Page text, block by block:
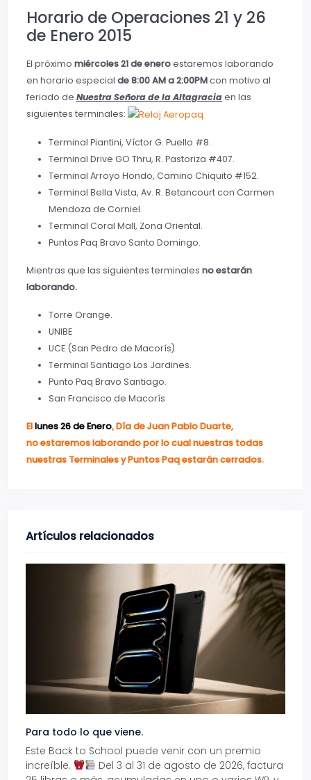
Horario de Operaciones 21 y 26
de Enero 2015
El próximo miércoles 21 de eneroestaremos laborando
en horario especial de 8:00 AM a 2:00PMcon motivo al
feriado de Nuestra Señora de la Altagraciaen las
siguientes terminales:
Terminal Piantini, Víctor G. Puello #8.
Terminal Drive GO Thru, R. Pastoriza #407.
Terminal Arroyo Hondo, Camino Chiquito #152.
Terminal Bella Vista, Av. R. Betancourt con Carmen
Mendoza de Corniel.
Terminal Coral Mall, Zona Oriental.
Puntos Paq Bravo Santo Domingo.
Mientras que las siguientes terminales no estarán
laborando.
Torre Orange.
UNIBE
UCE (San Pedro de Macorís).
Terminal Santiago Los Jardines.
Punto Paq Bravo Santiago.
San Francisco de Macorís
Ellunes 26 de Enero, Día de Juan Pablo Duarte,
no estaremos laborando por lo cual nuestras todas
nuestras Terminales y Puntos Paq estarán cerrados.
Artículos relacionados
Para todo lo que viene.
Este Back to School puede venir con un premio
increíble.
Del 3 al 31 de agosto de 2026, factura